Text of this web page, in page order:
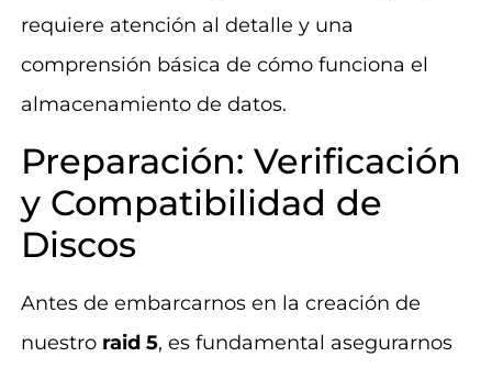
requiere atención al detalle y una
comprensión básica de cómo funciona el
almacenamiento de datos.
Preparación: Verificación
y Compatibilidad de
Discos
Antes de embarcarnos en la creación de
nuestro raid 5, es fundamental asegurarnos